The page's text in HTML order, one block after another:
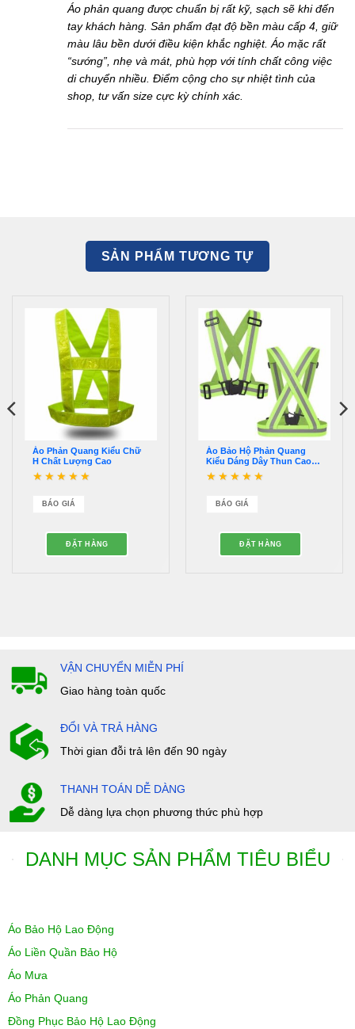
Áo phản quang được chuẩn bị rất kỹ, sạch sẽ khi đến
tay khách hàng. Sản phẩm đạt độ bền màu cấp 4, giữ
màu lâu bền dưới điều kiện khắc nghiệt. Áo mặc rất
“sướng”, nhẹ và mát, phù hợp với tính chất công việc
di chuyển nhiều. Điểm cộng cho sự nhiệt tình của
shop, tư vấn size cực kỳ chính xác.
SẢN PHẨM TƯƠNG TỰ
Áo Phản Quang Kiểu Chữ
H Chất Lượng Cao
saoBÁO GIÁ
ĐẶT HÀNG
Áo Bảo Hộ Phản Quang
Kiểu Dáng Dây Thun Cao
Cấp – QAPQ00006
saoBÁO GIÁ
ĐẶT HÀNG
VẬN CHUYỂN MIỄN PHÍ
Giao hàng toàn quốc
ĐỔI VÀ TRẢ HÀNG
Thời gian đỗi trả lên đến 90 ngày
THANH TOÁN DỄ DÀNG
Dễ dàng lựa chọn phương thức phù hợp
DANH MỤC SẢN PHẨM TIÊU BIỂU
Áo Bảo Hộ Lao Động
Áo Liền Quần Bảo Hộ
Áo Mưa
Áo Phản Quang
Đồng Phục Bảo Hộ Lao Động